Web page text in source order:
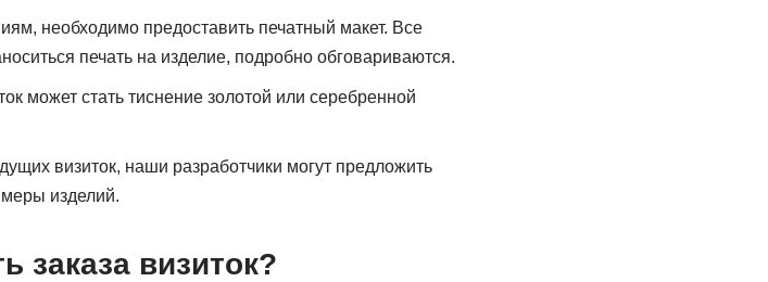
необходимо предоставить печатный макет. Все
печать на изделие, подробно обговариваются.
может стать тиснение золотой или серебренной
визиток, наши разработчики могут предложить
изделий.
заказа визиток?